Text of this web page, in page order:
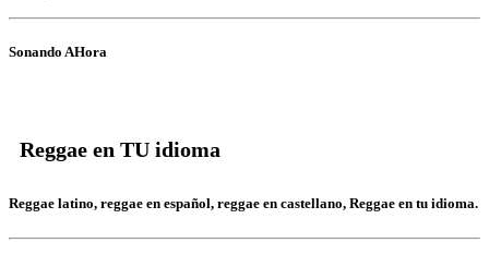
Sonando AHora
Reggae en TU idioma
Reggae latino, reggae en español, reggae en castellano, Reggae en tu idioma.